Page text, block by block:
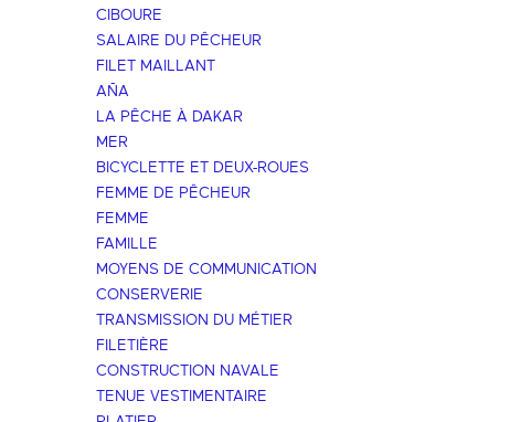
CIBOURE
SALAIRE DU PÊCHEUR
FILET MAILLANT
AÑA
LA PÊCHE À DAKAR
MER
BICYCLETTE ET DEUX-ROUES
FEMME DE PÊCHEUR
FEMME
FAMILLE
MOYENS DE COMMUNICATION
CONSERVERIE
TRANSMISSION DU MÉTIER
FILETIÈRE
CONSTRUCTION NAVALE
TENUE VESTIMENTAIRE